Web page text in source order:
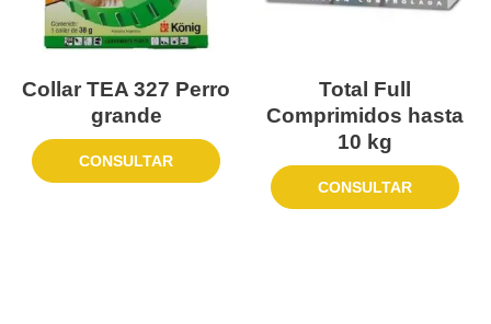
Collar TEA 327 Perro
grande
CONSULTAR
Total Full
Comprimidos hasta
10 kg
CONSULTAR